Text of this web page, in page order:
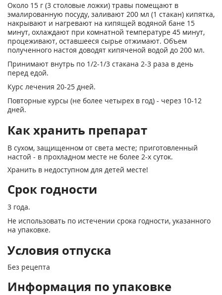
Около 15 г (3 столовые ложки) травы помещают в
эмалированную посуду, заливают 200 мл (1 стакан) кипятка,
накрывают и нагревают на кипящей водяной бане 15
минут, охлаждают при комнатной температуре 45 минут,
процеживают, оставшееся сырье отжимают. Объем
полученного настоя доводят кипяченой водой до 200 мл.
Принимают внутрь по 1/2-1/3 стакана 2-3 раза в день
перед едой.
Курс лечения 20-25 дней.
Повторные курсы (не более четырех в год) - через 10-12
дней.
Как хранить препарат
В сухом, защищенном от света месте; приготовленный
настой - в прохладном месте не более 2-х суток.
Хранить в недоступном для детей месте!
Срок годности
3 года.
Не использовать по истечении срока годности, указанного
на упаковке.
Условия отпуска
Без рецепта
Информация по упаковке